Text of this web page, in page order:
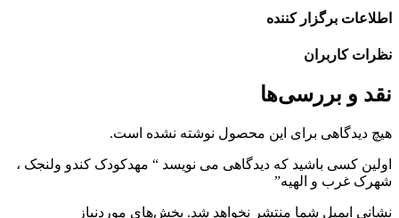
برگزار کننده
کاربران
و بررسی‌ها
دیدگاهی برای این محصول نوشته نشده است.
کسی باشید که دیدگاهی می نویسد “ مهدکودک کندو ولنجک ،
غرب و الهیه”
ایمیل شما منتشر نخواهد شد. بخش‌های موردنیاز